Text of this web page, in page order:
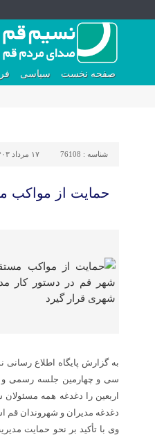
صفحه نخست سیاسی
شناسه : 76108 ۱۷ مرداد ۱۴۰۳ - ۱۰:۵۷
حمایت از مواکب
به گزارش پایگاه اطلاع
سی و چهارمین جلسه رسمی و
اربعین را دغدغه همه
دغدغه مدیران و شهروندان قم
وی با تأکید بر نحو حمایت